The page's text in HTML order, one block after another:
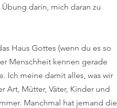
darin, mich daran zu
Haus Gottes (wenn du es so
Menschheit kennen gerade
Ich meine damit alles, was wir
Art, Mütter, Väter, Kinder und
Manchmal hat jemand die